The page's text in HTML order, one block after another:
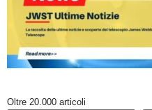
Oltre 20.000 articoli